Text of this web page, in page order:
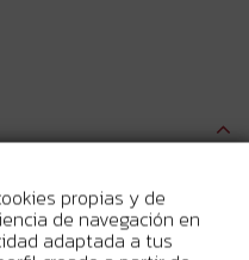
propias y de
de navegación en
adaptada a tus